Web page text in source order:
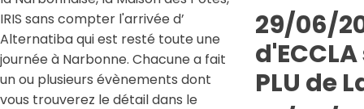
IRIS sans compter l'arrivée d’
Alternatiba qui est resté toute une
journée à Narbonne. Chacune a fait
un ou plusieurs évènements dont
vous trouverez le détail dans le
29/06/
PLU de